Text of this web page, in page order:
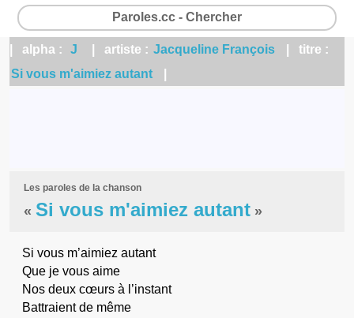
Paroles.cc - Chercher
| alpha : J | artiste : Jacqueline François
| titre :
Si vous m'aimiez autant
Les paroles de la chanson
« Si vous m'aimiez autant »
Si vous m’aimiez autant
Que je vous aime
Nos deux cœurs à l’instant
Battraient de même